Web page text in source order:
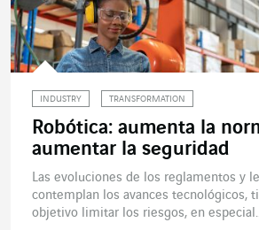
INDUSTRY TRANSFORMATION
Robótica: aumenta la
aumentar la seguridad
Las evoluciones de los reglamentos y
contemplan los avances tecnológicos,
objetivo limitar los riesgos, en